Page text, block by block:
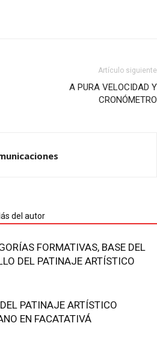
Artículo siguiente
A PURA VELOCIDAD Y
CRONÓMETRO
del autor
FORMATIVAS, BASE DEL
DEL PATINAJE ARTÍSTICO
PATINAJE ARTÍSTICO
EN FACATATIVÁ